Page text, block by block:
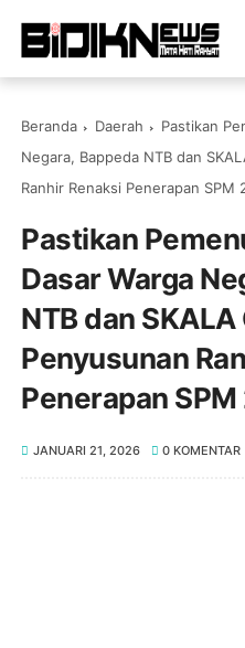
Beranda Daerah
Pastikan
Negara, Bappeda NTB dan
Ranhir Renaksi Penerapan SPM
Pastikan
Dasar Warga
NTB dan
Penyusunan
Penerapan
JANUARI 21, 2026 0 KOMENTAR